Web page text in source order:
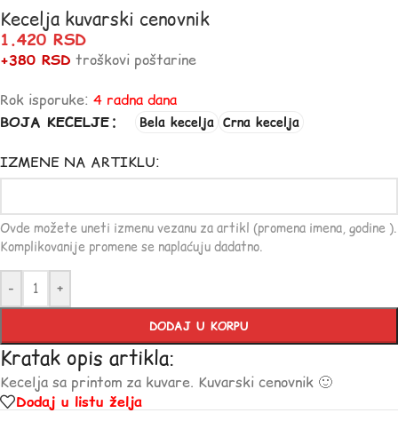
Kecelja kuvarski cenovnik
1.420 RSD
+380 RSD troškovi poštarine
Rok isporuke: 4 radna dana
BOJA KECELJE
Bela kecelja Crna kecelja
IZMENE NA ARTIKLU:
Ovde možete uneti izmenu vezanu za artikl (promena imena, godine ).
Komplikovanije promene se naplaćuju dadatno.
- +
DODAJ U KORPU
Kratak opis artikla:
Kecelja sa printom za kuvare. Kuvarski cenovnik 🙂
Dodaj u listu želja